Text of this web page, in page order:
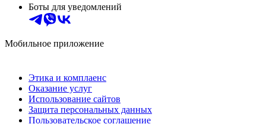
Боты для уведомлений
Мобильное приложение
Этика и комплаенс
Оказание услуг
Использование сайтов
Защита персональных данных
Пользовательское соглашение